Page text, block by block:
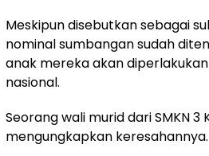
Meskipun disebutkan sebagai
nominal sumbangan sudah
anak mereka akan
nasional.
Seorang wali murid dari SMKN
mengungkapkan keresahannya.